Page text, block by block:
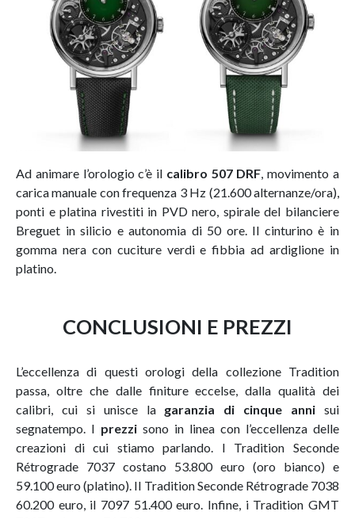
Ad animare l’orologio c’è il calibro 507 DRF , movimento a
carica manuale con frequenza 3 Hz (21.600 alternanze/ora),
ponti e platina rivestiti in PVD nero, spirale del bilanciere
Breguet in silicio e autonomia di 50 ore. Il cinturino è in
gomma nera con cuciture verdi e fibbia ad ardiglione in
platino.
CONCLUSIONI E PREZZI
L’eccellenza di questi orologi della collezione Tradition
passa, oltre che dalle finiture eccelse, dalla qualità dei
calibri, cui si unisce la garanzia di cinque annisui
segnatempo. I prezzi sono in linea con l’eccellenza delle
creazioni di cui stiamo parlando. I Tradition Seconde
Rétrograde 7037 costano 53.800 euro (oro bianco) e
59.100 euro (platino). Il Tradition Seconde Rétrograde 7038
60.200 euro, il 7097 51.400 euro. Infine, i Tradition GMT